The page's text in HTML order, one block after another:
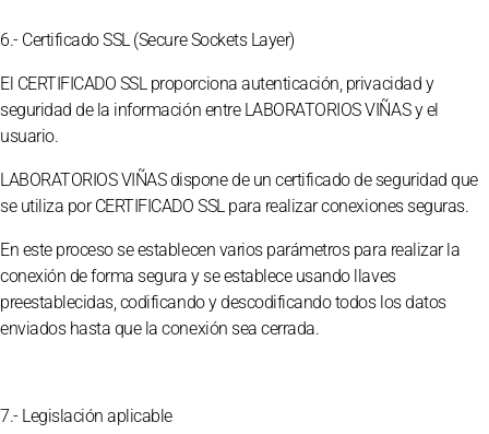
6.- Certificado SSL (Secure Sockets Layer)
El CERTIFICADO SSL proporciona autenticación, privacidad y
seguridad de la información entre LABORATORIOS VIÑAS y el
usuario.
LABORATORIOS VIÑAS dispone de un certificado de seguridad que
se utiliza por CERTIFICADO SSL para realizar conexiones seguras.
En este proceso se establecen varios parámetros para realizar la
conexión de forma segura y se establece usando llaves
preestablecidas, codificando y descodificando todos los datos
enviados hasta que la conexión sea cerrada.
7.- Legislación aplicable